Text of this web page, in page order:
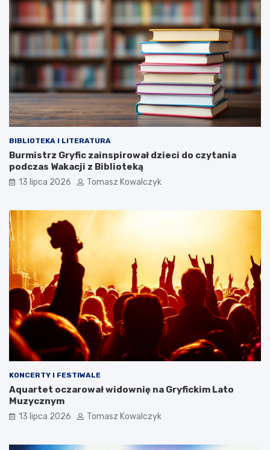
BIBLIOTEKA I LITERATURA
Burmistrz Gryfic zainspirował dzieci do czytania
podczas Wakacji z Biblioteką
13 lipca 2026 Tomasz Kowalczyk
KONCERTY I FESTIWALE
Aquartet oczarował widownię na Gryfickim Lato
Muzycznym
13 lipca 2026 Tomasz Kowalczyk